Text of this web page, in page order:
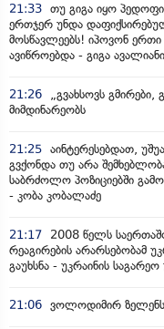
21:33 თუ გიგა იყო
ერთჯერ უნდა
მოსწავლეებს! იპოვონ
ავიწროებდა - გიგა
21:26
„გვახსოვს
მიმდინარეობს
21:25 აინტერესებდათ,
გვქონდა თუ არა
საბრძოლო პოზიციებში
- კობა კობალაძე
21:17
2008 წელს
რეაგირების არარსებობამ
გაუხსნა - უკრაინის საგარეო
21:06 ვოლოდიმირ